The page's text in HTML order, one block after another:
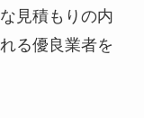
見積もりの内
る優良業者を